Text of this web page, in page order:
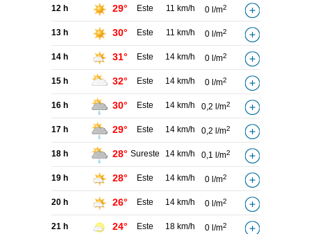
12 h 29° Este 11 km/h 0 l/m2
13 h 30° Este 11 km/h 0 l/m2
14 h 31° Este 14 km/h 0 l/m2
15 h 32° Este 14 km/h 0 l/m2
16 h 30° Este 14 km/h 0,2 l/m2
17 h 29° Este 14 km/h 0,2 l/m2
18 h 28° Sureste 14 km/h 0,1 l/m2
19 h 28° Este 14 km/h 0 l/m2
20 h 26° Este 14 km/h 0 l/m2
21 h 24° Este 18 km/h 0 l/m2